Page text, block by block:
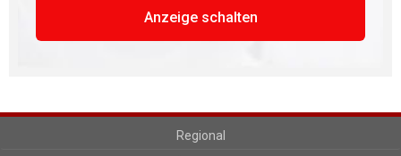
Anzeige schalten
Regional